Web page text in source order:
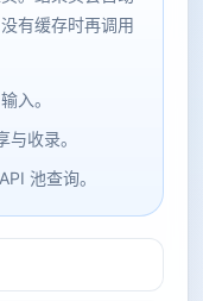
有缓存时再调用
入。
收录。
池查询。